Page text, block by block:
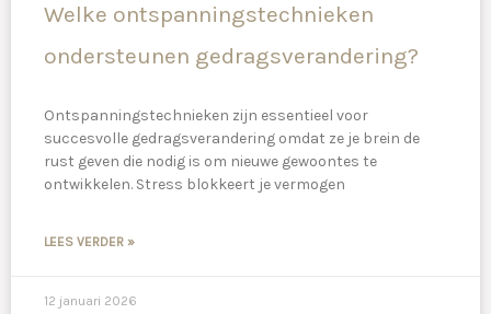
Welke ontspanningstechnieken
ondersteunen gedragsverandering?
Ontspanningstechnieken zijn essentieel voor
succesvolle gedragsverandering omdat ze je brein de
rust geven die nodig is om nieuwe gewoontes te
ontwikkelen. Stress blokkeert je vermogen
LEES VERDER »
12 januari 2026